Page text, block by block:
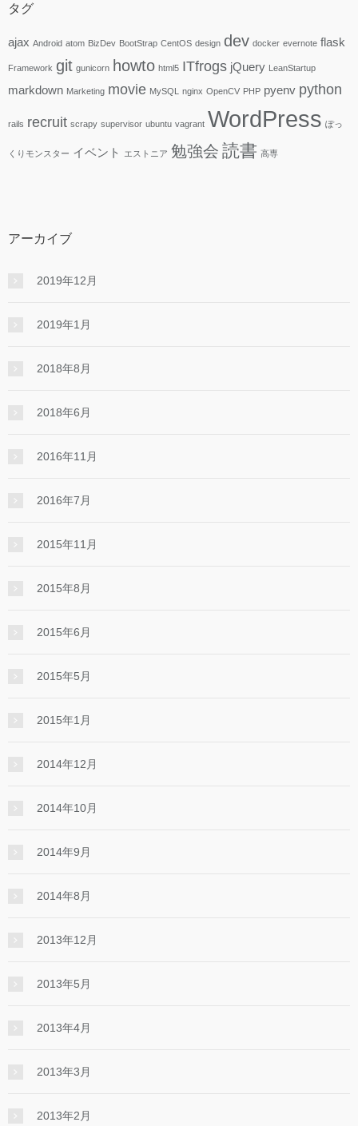
タグ
ajax Android atom BizDev BootStrap CentOS design dev docker evernote flask
Framework git gunicorn howto html5 ITfrogs jQuery LeanStartup
markdown Marketing movie MySQL nginx OpenCV PHP pyenv python
rails recruit scrapy supervisor ubuntu vagrant WordPress ぽっ
くりモンスター イベント エストニア 勉強会 読書 高専
アーカイブ
2019年12月
2019年1月
2018年8月
2018年6月
2016年11月
2016年7月
2015年11月
2015年8月
2015年6月
2015年5月
2015年1月
2014年12月
2014年10月
2014年9月
2014年8月
2013年12月
2013年5月
2013年4月
2013年3月
2013年2月